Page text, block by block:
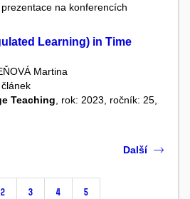
na konferencích
Learning) in Time
Martina
Teaching , rok: 2023, ročník: 25,
2 3 4 5
Další